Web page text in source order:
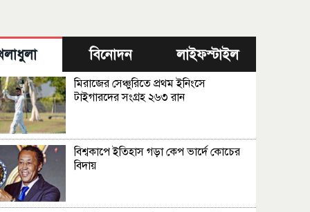
বিনোদন লাইফস্টাইল
মিরাজের সেঞ্চুরিতে প্রথম ইনিংসে
টাইগারদের সংগ্রহ ২৬৩ রান
বিশ্বকাপে ইতিহাস গড়া কেপ ভার্দে কোচের
বিদায়